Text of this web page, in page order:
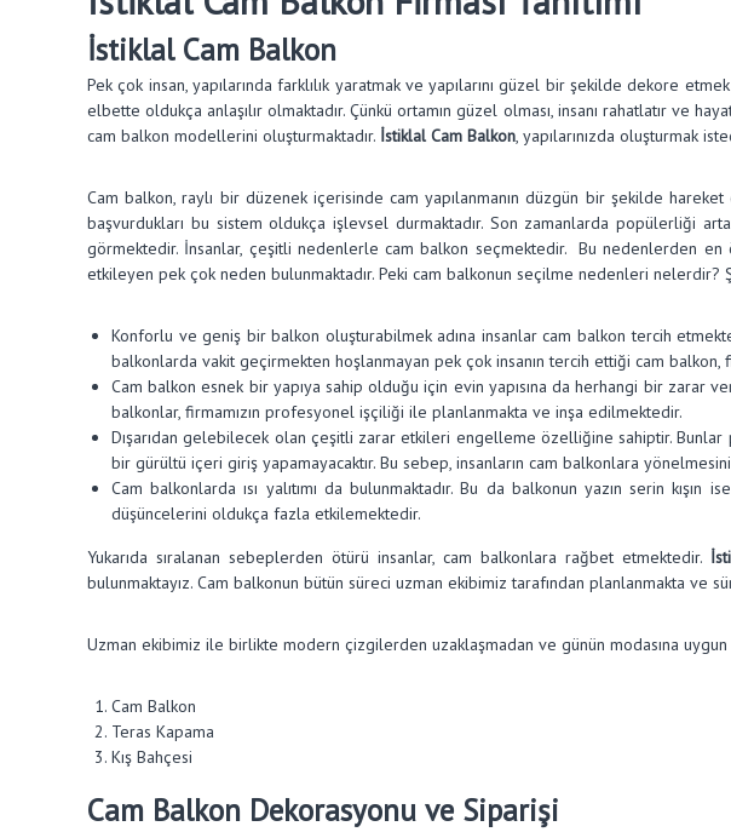
İstiklal Cam Balkon
Pek çok insan, yapılarında farklılık yaratmak ve yapılarını güzel bir şekilde dekore
elbette oldukça anlaşılır olmaktadır. Çünkü ortamın güzel olması, insanı rahatlatır ve
cam balkon modellerini oluşturmaktadır. İstiklal Cam Balkon, yapılarınızda oluşturmak
Cam balkon, raylı bir düzenek içerisinde cam yapılanmanın düzgün bir şekilde
başvurdukları bu sistem oldukça işlevsel durmaktadır. Son zamanlarda popülerliği
görmektedir. İnsanlar, çeşitli nedenlerle cam balkon seçmektedir. Bu nedenlerden en
etkileyen pek çok neden bulunmaktadır. Peki cam balkonun seçilme nedenleri
Konforlu ve geniş bir balkon oluşturabilmek adına insanlar cam balkon tercih
balkonlarda vakit geçirmekten hoşlanmayan pek çok insanın tercih ettiği cam balkon,
Cam balkon esnek bir yapıya sahip olduğu için evin yapısına da herhangi bir zarar
balkonlar, firmamızın profesyonel işçiliği ile planlanmakta ve inşa edilmektedir.
Dışarıdan gelebilecek olan çeşitli zarar etkileri engelleme özelliğine sahiptir. Bunlar
bir gürültü içeri giriş yapamayacaktır. Bu sebep, insanların cam balkonlara
Cam balkonlarda ısı yalıtımı da bulunmaktadır. Bu da balkonun yazın serin kışın
düşüncelerini oldukça fazla etkilemektedir.
Yukarıda sıralanan sebeplerden ötürü insanlar, cam balkonlara rağbet etmektedir.
bulunmaktayız. Cam balkonun bütün süreci uzman ekibimiz tarafından planlanmakta ve
Uzman ekibimiz ile birlikte modern çizgilerden uzaklaşmadan ve günün modasına
Cam Balkon
Teras Kapama
Kış Bahçesi
Cam Balkon Dekorasyonu ve Siparişi